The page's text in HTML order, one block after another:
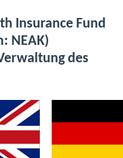
Insurance Fund
NEAK)
des